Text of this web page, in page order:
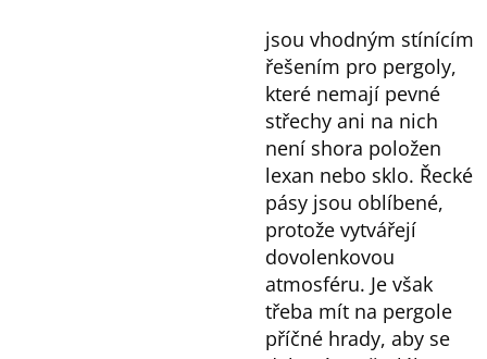
jsou vhodným stínícím
řešením pro pergoly,
které nemají pevné
střechy ani na nich
není shora položen
lexan nebo sklo. Řecké
pásy jsou oblíbené,
protože vytvářejí
dovolenkovou
atmosféru. Je však
třeba mít na pergole
příčné hrady, aby se